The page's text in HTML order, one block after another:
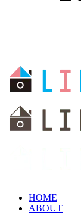
HOME
ABOUT